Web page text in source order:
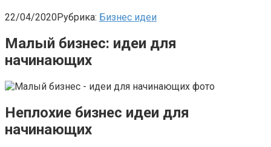
22/04/2020Рубрика: Бизнес идеи
Малый бизнес: идеи для
начинающих
Неплохие бизнес идеи для
начинающих